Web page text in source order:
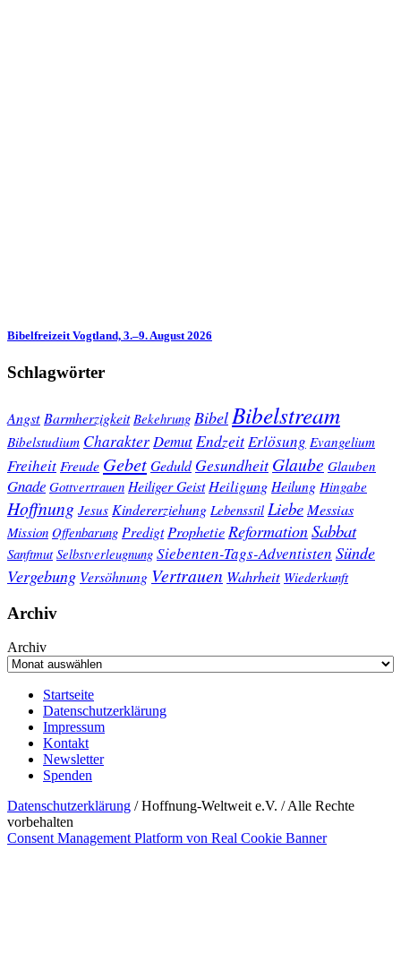
Bibelfreizeit Vogtland, 3.–9. August 2026
Schlagwörter
Angst Barmherzigkeit Bekehrung BibelBibelstream
Bibelstudium Charakter DemutEndzeitErlösung Evangelium
Freiheit Freude GebetGeduld Gesundheit Glaube Glauben
Gnade Gottvertrauen Heiliger Geist Heiligung Heilung Hingabe
Hoffnung Jesus Kindererziehung Lebensstil Liebe Messias
Mission Offenbarung Predigt ProphetieReformationSabbat
Sanftmut Selbstverleugnung Siebenten-Tags-Adventisten Sünde
Vergebung Versöhnung Vertrauen Wahrheit Wiederkunft
Archiv
Archiv
Startseite
Datenschutzerklärung
Impressum
Kontakt
Newsletter
Spenden
Datenschutzerklärung / Hoffnung-Weltweit e.V. / Alle Rechte
vorbehalten
Consent Management Platform von Real Cookie Banner